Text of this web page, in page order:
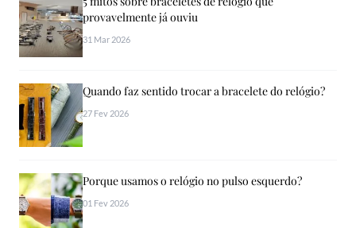
provavelmente já ouviu
31 Mar 2026
Quando faz sentido trocar a bracelete do relógio?
27 Fev 2026
Porque usamos o relógio no pulso esquerdo?
01 Fev 2026